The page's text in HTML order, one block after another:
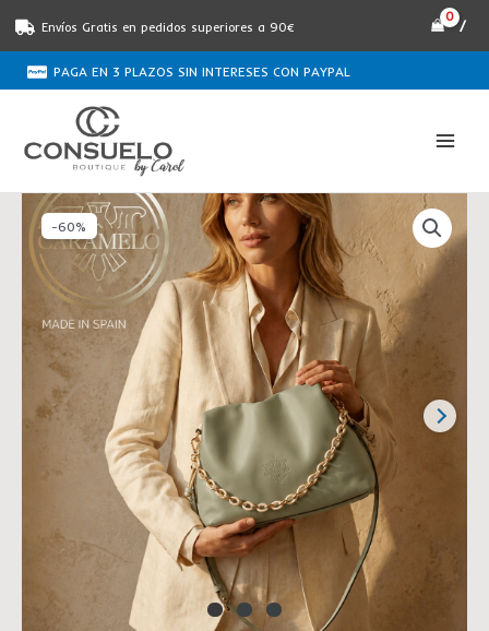
Envíos Gratis en pedidos superiores a 90€ /
PAGA EN 3 PLAZOS SIN INTERESES CON PAYPAL
-60%
El
precio
original
era:
€98.90.
El
precio
actual
es:
€40.00.
Bolso
piel
napa
plisado
verde
CARAMELO
cantidad